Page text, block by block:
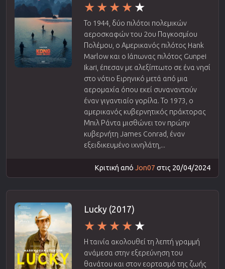
Το 1944, δύο πιλότοι πολεμικών
αεροσκαφών του 2ου Παγκοσμίου
Πολέμου, ο Αμερικανός πιλότος Hank
Marlow και ο Ιάπωνας πιλότος Gunpei
Ikari, έπεσαν με αλεξίπτωτο σε ένα νησί
στο νότιο Ειρηνικό μετά από μια
αερομαχία όπου εκεί συναναντούν
έναν γιγαντιαίο γορίλα. Το 1973, ο
αμερικανός κυβερνητικός πράκτορας
Μπιλ Ράντα μισθώνει τον πρώην
κυβερνήτη James Conrad, έναν
εξειδικευμένο ιχνηλάτη,...
Κριτική από Jon07 στις 20/04/2024
Lucky (2017)
Η ταινία ακολουθεί τη λεπτή γραμμή
ανάμεσα στην εξερεύνηση του
θανάτου και στον εορτασμό της ζωής